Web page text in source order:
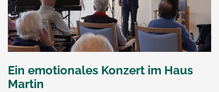
Ein emotionales Konzert im Haus
Martin